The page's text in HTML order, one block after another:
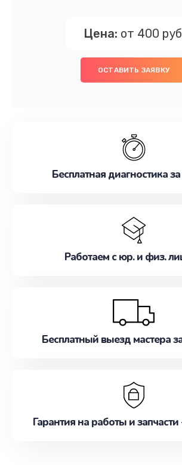
Цена: от 400
ОСТАВИТЬ ЗАЯВКУ
Бесплатная диагностика
Работаем с юр. и физ.
Бесплатный выезд мастера
Гарантия на работы и